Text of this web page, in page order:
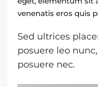
venenatis eros quis
Sed ultrices
posuere leo
posuere nec.